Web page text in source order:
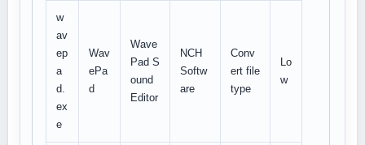
w
av
ep
a
d.
ex
e
Wav
ePa
d
Wave
Pad S
ound
Editor
NCH
Softw
are
Conv
ert file
type
Lo
w